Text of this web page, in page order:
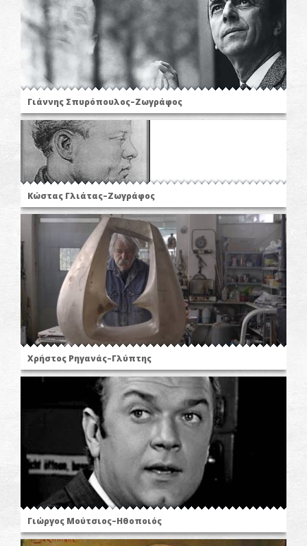
Γιάννης Σπυρόπουλος–Ζωγράφος
Κώστας Γλιάτας–Ζωγράφος
Χρήστος Ρηγανάς–Γλύπτης
Γιώργος Μούτσιος–Ηθοποιός